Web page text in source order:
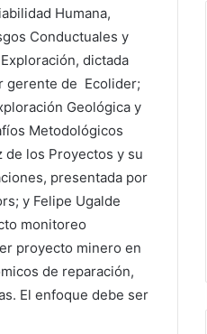
Humana,
Conductuales y
dictada
gerente de Ecolider;
Geológica y
Metodológicos
de los Proyectos y su
presentada por
y Felipe Ugalde
monitoreo
proyecto minero en
de reparación,
El enfoque debe ser